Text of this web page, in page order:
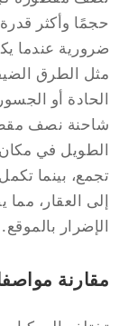
وأكثر قدرة
عندما يكون
الطرق الضيقة
أو الجسور
نصف مقطورة
في مكان
بينما تكمل
العقار، مما
بالموقع.
مواصفات